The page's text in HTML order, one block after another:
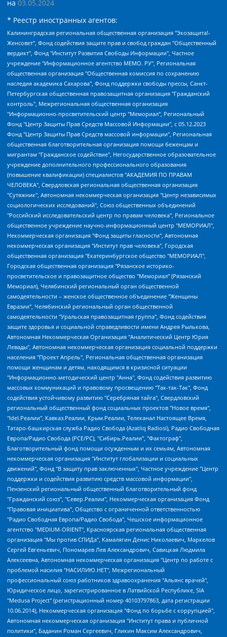
на 03.05.2024
* Реестр иностранных агентов:
Калининградская региональная общественная организация "Экозащита!-Женсовет", Фонд содействия защите прав и свобод граждан "Общественный вердикт", Фонд "Институт Развития Свободы Информации", Частное учреждение "Информационное агентство МЕМО. РУ", Региональная общественная организация "Общественная комиссия по сохранению наследия академика Сахарова", Фонд поддержки свободы прессы, Санкт-Петербургская общественная правозащитная организация "Гражданский контроль", Межрегиональная общественная организация "Информационно-просветительский центр "Мемориал", Региональный Фонд "Центр Защиты Прав Средств Массовой Информации", с 05.12.2023 Фонд "Центр Защиты Прав Средств массовой информации", Региональная общественная благотворительная организация помощи беженцам и мигрантам "Гражданское содействие", Негосударственное образовательное учреждение дополнительного профессионального образования (повышение квалификации) специалистов "АКАДЕМИЯ ПО ПРАВАМ ЧЕЛОВЕКА", Свердловская региональная общественная организация "Сутяжник", Автономная некоммерческая организация "Центр независимых социологических исследований", Союз общественных объединений "Российский исследовательский центр по правам человека", Региональное общественное учреждение научно-информационный центр "МЕМОРИАЛ", Некоммерческая организация "Фонд защиты гласности", Автономная некоммерческая организация "Институт прав человека", Городская общественная организация "Екатеринбургское общество "МЕМОРИАЛ", Городская общественная организация "Рязанское историко-просветительское и правозащитное общество "Мемориал" (Рязанский Мемориал), Челябинский региональный орган общественной самодеятельности – женское общественное объединение "Женщины Евразии", Челябинский региональный орган общественной самодеятельности "Уральская правозащитная группа", Фонд содействия защите здоровья и социальной справедливости имени Андрея Рылькова, Автономная Некоммерческая Организация "Аналитический Центр Юрия Левады", Автономная некоммерческая организация социальной поддержки населения "Проект Апрель", Региональная общественная организация помощи женщинам и детям, находящимся в кризисной ситуации "Информационно-методический центр "Анна", Фонд содействия развитию массовых коммуникаций и правовому просвещению "Так-так-Так", Фонд содействия устойчивому развитию "Серебряная тайга", Свердловский региональный общественный фонд социальных проектов "Новое время", "Idel.Реалии", Кавказ.Реалии, Крым.Реалии, Телеканал Настоящее Время, Татаро-башкирская служба Радио Свобода (Azatliq Radiosi), Радио Свободная Европа/Радио Свобода (PCE/PC), "Сибирь.Реалии", "Фактограф", Благотворительный фонд помощи осужденным и их семьям, Автономная некоммерческая организация "Институт глобализации и социальных движений", Фонд "В защиту прав заключенных", Частное учреждение "Центр поддержки и содействия развитию средств массовой информации", Пензенский региональный общественный благотворительный фонд "Гражданский союз", "Север.Реалии", Некоммерческая организация Фонд "Правовая инициатива", Общество с ограниченной ответственностью "Радио Свободная Европа/Радио Свобода", Чешское информационное агентство "MEDIUM-ORIENT", Красноярская региональная общественная организация "Мы против СПИДа", Камалягин Денис Николаевич, Маркелов Сергей Евгеньевич, Пономарев Лев Александрович, Савицкая Людмила Алексеевна, Автономная некоммерческая организация "Центр по работе с проблемой насилия "НАСИЛИЮ.НЕТ", Межрегиональный профессиональный союз работников здравоохранения "Альянс врачей", Юридическое лицо, зарегистрированное в Латвийской Республике, SIA "Medusa Project" (регистрационный номер 40103797863, дата регистрации 10.06.2014), Некоммерческая организация "Фонд по борьбе с коррупцией", Автономная некоммерческая организация "Институт права и публичной политики", Баданин Роман Сергеевич, Гликин Максим Александрович, Железнова Мария Михайловна, Лукьянова Юлия Сергеевна, Маетная Елизавета Витальевна, Маняхин Петр Борисович, Чуракова Ольга Владимировна, Ярош Юлия Петровна, Юридическое лицо "The Insider SIA", зарегистрированное в Риге, Латвийская Республика (дата регистрации 26.06.2015), являющееся администратором доменного имени интернет-издания "The Insider SIA", https://theins.ru, Постернак Алексей Евгеньевич, Рубин Михаил Аркадьевич, Анин Роман Александрович, Юридическое лицо Istories fonds, зарегистрированное в Латвийской Республике (регистрационный номер 50008295751, дата регистрации 24.02.2020), Великовский Дмитрий Александрович, Долинина Ирина Николаевна, Мароховская Алеся Алексеевна, Шлейнов Роман Юрьевич, Шмагун Олеся Валентиновна, Общество с ограниченной ответственностью "Альтаир 2021", Общество с ограниченной ответственностью "Вега 2021", Общество с ограниченной ответственностью "Главный редактор 2021", Общество с ограниченной ответственностью "Ромашки монолит", Важенков Артем Валерьевич, Ивановская областная общественная организация "Центр гендерных исследований", Гурман Юрий Альбертович, Медиапроект "ОВД-Инфо", Егоров Владимир Владимирович, Жилинский Владимир Александрович, Общество с ограниченной ответственностью "ЗП", Иванова София Юрьевна, Карезина Инна Павловна, Кильтау Екатерина Викторовна, Петров Алексей Викторович, Пискунов Сергей Евгеньевич, Смирнов Сергей Сергеевич, Тихонов Михаил Сергеевич, Общество с ограниченной ответственностью "ЖУРНАЛИСТ-ИНОСТРАННЫЙ АГЕНТ", Арапова Галина Юрьевна, Вольтская Татьяна Анатольевна, Американская компания "Mason G.E.S. Anonymous Foundation" (США), являющаяся владельцем интернет-издания https://mnews.world/, Компания "Stichting Bellingcat", зарегистрированная в Нидерландах (дата регистрации 11.07.2018), Захаров Андрей Вячеславович, Клепиковская Екатерина Дмитриевна, Общество с ограниченной ответственностью "МЕМО", Перл Роман Александрович, Симонов Евгений Алексеевич, Соловьева Елена Анатольевна, Сотников Даниил Владимирович, Сурначева Елизавета Дмитриевна, Автономная некоммерческая организация по защите прав человека и информированию населения "Якутия – Наше Мнение", Общество с ограниченной ответственностью "Москоу диджитал медиа", с 26.01.2023 Общество с ограниченной ответственностью "Чайка Белые сады", Ветошкина Валерия Валерьевна, Заговора Максим Александрович, Межрегиональное общественное движение "Российская ЛГБТ - сеть", Оленичев Максим Владимирович, Павлов Иван Юрьевич, Скворцова Елена Сергеевна, Общество с ограниченной ответственностью "Как бы инагент", Кочетков Игорь Викторович, Общество с ограниченной ответственностью "Честные выборы", Еланчик Олег Александрович, Общество с ограниченной ответственностью "Нобелевский призыв", Гималова Регина Эмилевна, Григорьев Андрей Валерьевич, Григорьева Алина Александровна, Ассоциация по содействию защите прав призывников, альтернативнослужащих и военнослужащих "Правозащитная группа "Гражданин.Армия.Право", Хисамова Регина Фаритовна, Автономная некоммерческая организация по реализации социально-правовых программ "Лилит", Дальневосточное общественное движение "Маяк", Санкт-Петербургская ЛГБТ-инициативная группа "Выход", Инициативная группа ЛГБТ+ "Реверс", Алексеев Андрей Викторович, Бекбулатова Таисия Львовна, Беляев Иван Михайлович, Владыкина Елена Сергеевна, Гельман Марат Александрович, Никульшина Вероника Юрьевна, Толоконникова Надежда Андреевна, Шендерович Виктор Анатольевич, Общество с ограниченной ответственностью "Данное сообщение", Общество с ограниченной ответственностью Издательский дом "Новая глава", Айнбиндер Александра Александровна, Московский комьюнити-центр для ЛГБТ+инициатив, Благотворительный фонд развития филантропии, Deutsche Welle (Германия, Kurt-Schumacher-Strasse 3, 53113 Bonn), Борзунова Мария Михайловна, Воробьев Виктор Викторович, Голубева Анна Львовна, Константинова Алла Михайловна, Малкова Ирина Владимировна, Мурадов Мурад Абдулгалимович, Осетинская Елизавета Николаевна, Понасенков Евгений Николаевич, Ганапольский Матвей Юрьевич, Киселев Евгений Алексеевич, Борухович Ирина Григорьевна, Дремин Иван Тимофеевич, Дубровский Дмитрий Викторович, Красноярская региональная общественная организация поддержки и развития альтернативных образовательных технологий и межкультурных коммуникаций "ИНТЕРРА", Маяковская Екатерина Алексеевна, Фейгин Марк Захарович, Филимонов Андрей Викторович, Дзугкоева Регина Николаевна, Доброхотов Роман Александрович, Дудь Юрий Александрович, Елкин Сергей Владимирович, Кругликов Кирилл Игоревич, Сабунаева Мария Леонидовна, Семенов Алексей Владимирович, Шаинян Карен Багратович, Шульман Екатерина Михайловна, Асафьев Артур Валерьевич, Вахштайн Виктор Семенович, Венедиктов Алексей Алексеевич, Лушникова Екатерина Евгеньевна, Волков Леонид Михайлович, Невзоров Александр Глебович, Пархоменко Сергей Борисович, Сироткин Ярослав Николаевич, Кара-Мурза Владимир Владимирович, Баранова Наталья Владимировна, Гозман Леонид Яковлевич, Кагарлицкий Борис Юльевич, Климарев Михаил Валерьевич, Милов Владимир Станиславович, Автономная некоммерческая организация Краснодарский центр современного искусства "Типография", Моргенштерн Алишер Тагирович, Соболь Любовь Эдуардовна, Общество с ограниченной ответственностью "ЛИЗА НОРМ", Каспаров Гарри Кимович, Ходорковский Михаил Борисович, Общество с ограниченной ответственностью "Апрельские тезисы", Данилович Ирина Брониславовна, Кашин Олег Владимирович, Петров Николай Владимирович, Пивоваров Алексей Владимирович, Соколов Михаил Владимирович, Цветкова Юлия Владимировна, Чичваркин Евгений Александрович, Комитет против пыток/Команда против пыток, Общество с ограниченной ответственностью "Первый научный", Общество с ограниченной ответственностью "Вертолет и ко", Белоцерковская Вероника Борисовна, Кац Максим Евгеньевич, Лазарева Татьяна Юрьевна, Шаведдинов Руслан Табризович, Яшин Илья Валерьевич, Общество с ограниченной ответственностью "Иноагент ААВ", Алешковский Дмитрий Петрович, Альбац Евгения Марковна, Быков Дмитрий Львович, Галямина Юлия Евгеньевна, Лойко Сергей Леонидович, Мартынов Кирилл Константинович, Медведев Сергей Александрович, Крашенинников Федор Геннадиевич, Гордеева Катерина Вл